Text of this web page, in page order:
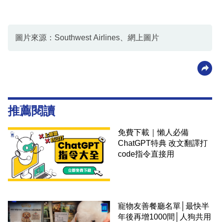
圖片來源：Southwest Airlines、網上圖片
推薦閱讀
免費下載｜懶人必備
ChatGPT特典 改文翻譯打
code指令直接用
寵物友善餐廳名單│最快半
年後再增1000間│人狗共用